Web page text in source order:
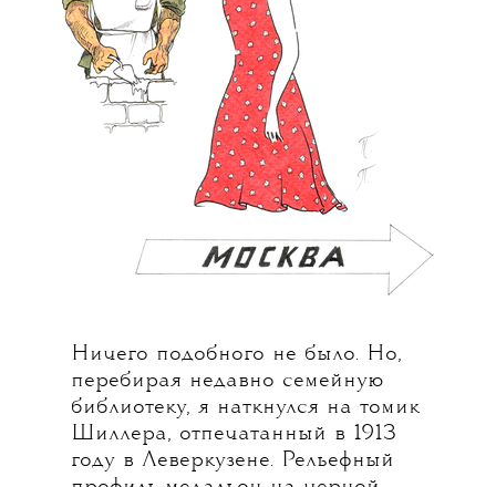
Ничего подобного не было. Но,
перебирая недавно семейную
библиотеку, я наткнулся на томик
Шиллера, отпечатанный в 1913
году в Леверкузене. Рельефный